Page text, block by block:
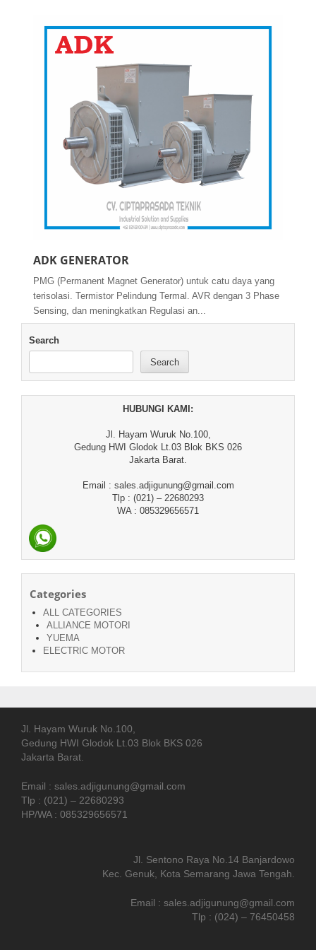
ADK GENERATOR
PMG (Permanent Magnet Generator) untuk catu daya yang
terisolasi. Termistor Pelindung Termal. AVR dengan 3 Phase
Sensing, dan meningkatkan Regulasi an...
Search
Search
HUBUNGI KAMI:
Jl. Hayam Wuruk No.100,
Gedung HWI Glodok Lt.03 Blok BKS 026
Jakarta Barat.
Email : sales.adjigunung@gmail.com
Tlp : (021) – 22680293
WA : 085329656571
Categories
ALL CATEGORIES
ALLIANCE MOTORI
YUEMA
ELECTRIC MOTOR
Jl. Hayam Wuruk No.100,
Gedung HWI Glodok Lt.03 Blok BKS 026
Jakarta Barat.
Email : sales.adjigunung@gmail.com
Tlp : (021) – 22680293
HP/WA : 085329656571
Jl. Sentono Raya No.14 Banjardowo
Kec. Genuk, Kota Semarang Jawa Tengah.
Email : sales.adjigunung@gmail.com
Tlp : (024) – 76450458